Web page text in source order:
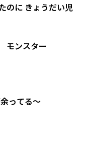
のに きょうだい児
モンスター
ってる～